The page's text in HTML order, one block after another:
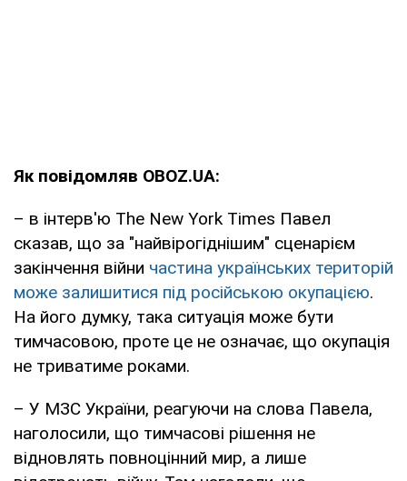
Як повідомляв OBOZ.UA:
– в інтерв'ю The New York Times Павел
сказав, що за "найвірогіднішим" сценарієм
закінчення війни частина українських територій
може залишитися під російською окупацією.
На його думку, така ситуація може бути
тимчасовою, проте це не означає, що окупація
не триватиме роками.
– У МЗС України, реагуючи на слова Павела,
наголосили, що тимчасові рішення не
відновлять повноцінний мир, а лише